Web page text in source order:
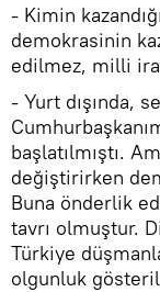
- Kimin
demokrasinin
edilmez, milli
- Yurt dışında,
başlatılmıştı.
değiştirirken
Buna önderlik
tavrı olmuştur.
Türkiye
olgunluk